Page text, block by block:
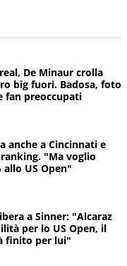
De Minaur crolla
big fuori. Badosa, foto
fan preoccupati
anche a Cincinnati e
"Ma voglio
allo US Open"
a Sinner: "Alcaraz
per lo US Open, il
finito per lui"